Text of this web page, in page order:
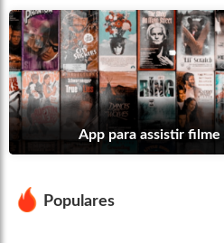
App para assistir
Populares